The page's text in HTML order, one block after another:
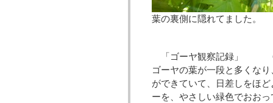
葉の裏側に隠れてまし
「ゴーヤ観察記録」
ゴーヤの葉が一段と多くな
ができていて、日差しをほ
ーを、やさしい緑色でおお